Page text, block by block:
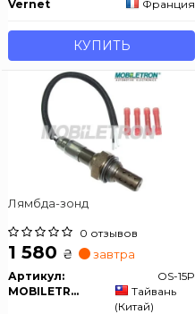
Vernet Франция
КУПИТЬ
Лямбда-зонд
0 отзывов
1 580 ₴ завтра
Артикул:
OS-15P
MOBILETRON
Тайвань
(Китай)